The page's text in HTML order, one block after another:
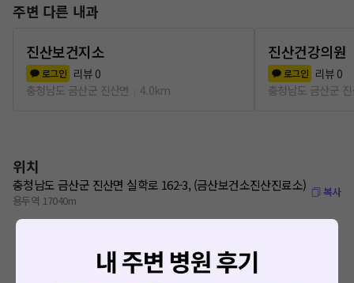
주변 다른 내과
진산보건지소
로그인 리뷰 0
충청남도 금산군 진산면
4.0km
진산건강의원
로그인 리뷰 0
충청남도 금산군
위치
충청남도 금산군 진산면 실학로 162-3, (금산보건소진산진료소)
용두역 17040m
복사